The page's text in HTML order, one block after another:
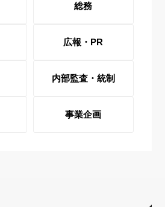
総務
広報・PR
内部監査・統制
事業企画